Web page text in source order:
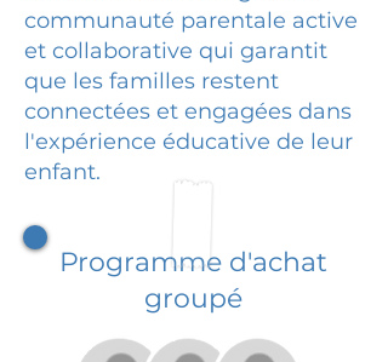
communauté parentale active
et collaborative qui garantit
que les familles restent
connectées et engagées dans
l'expérience éducative de leur
enfant.
Programme d'achat
groupé